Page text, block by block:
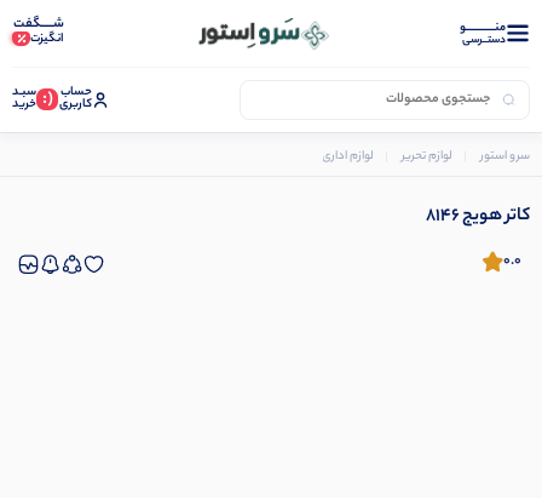
منــــــــــــو
دستــرسی
شـــــگفت
انگیزت
حساب
کاربری (: سبـد
خرید
سرو استور لوازم تحریر لوازم اداری
کاتر هویج 8146
0.0